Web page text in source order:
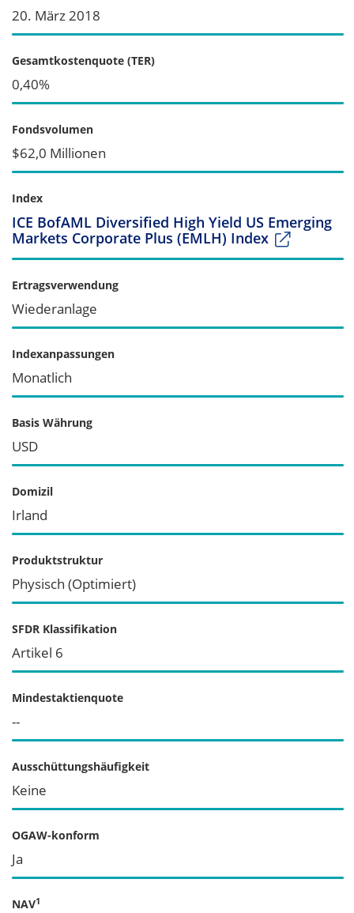
20. März 2018
Gesamtkostenquote (TER)
0,40%
Fondsvolumen
$62,0 Millionen
Index
ICE BofAML Diversified High Yield US Emerging
Markets Corporate Plus (EMLH) Index
Ertragsverwendung
Wiederanlage
Indexanpassungen
Monatlich
Basis Währung
USD
Domizil
Irland
Produktstruktur
Physisch (Optimiert)
SFDR Klassifikation
Artikel 6
Mindestaktienquote
--
Ausschüttungshäufigkeit
Keine
OGAW-konform
Ja
NAV1